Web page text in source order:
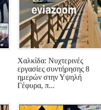
Χαλκίδα: Νυχτερινές
εργασίες συντήρησης 8
ημερών στην Υψηλή
Γέφυρα, π...